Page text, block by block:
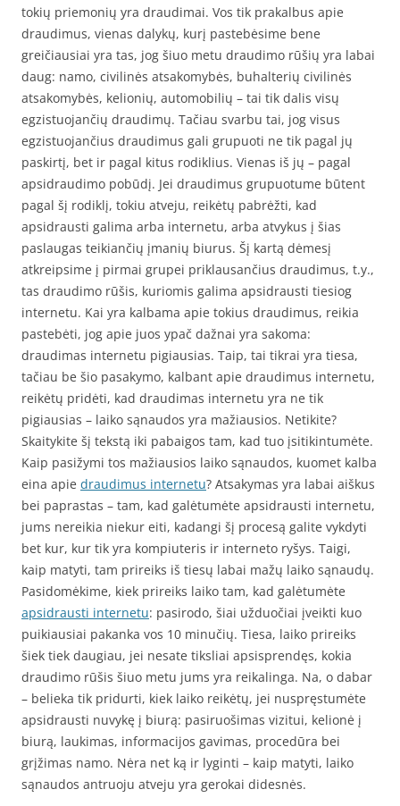
tokių priemonių yra draudimai. Vos tik prakalbus apie
draudimus, vienas dalykų, kurį pastebėsime bene
greičiausiai yra tas, jog šiuo metu draudimo rūšių yra labai
daug: namo, civilinės atsakomybės, buhalterių civilinės
atsakomybės, kelionių, automobilių – tai tik dalis visų
egzistuojančių draudimų. Tačiau svarbu tai, jog visus
egzistuojančius draudimus gali grupuoti ne tik pagal jų
paskirtį, bet ir pagal kitus rodiklius. Vienas iš jų – pagal
apsidraudimo pobūdį. Jei draudimus grupuotume būtent
pagal šį rodiklį, tokiu atveju, reikėtų pabrėžti, kad
apsidrausti galima arba internetu, arba atvykus į šias
paslaugas teikiančių įmanių biurus. Šį kartą dėmesį
atkreipsime į pirmai grupei priklausančius draudimus, t.y.,
tas draudimo rūšis, kuriomis galima apsidrausti tiesiog
internetu. Kai yra kalbama apie tokius draudimus, reikia
pastebėti, jog apie juos ypač dažnai yra sakoma:
draudimas internetu pigiausias. Taip, tai tikrai yra tiesa,
tačiau be šio pasakymo, kalbant apie draudimus internetu,
reikėtų pridėti, kad draudimas internetu yra ne tik
pigiausias – laiko sąnaudos yra mažiausios. Netikite?
Skaitykite šį tekstą iki pabaigos tam, kad tuo įsitikintumėte.
Kaip pasižymi tos mažiausios laiko sąnaudos, kuomet kalba
eina apie draudimus internetu? Atsakymas yra labai aiškus
bei paprastas – tam, kad galėtumėte apsidrausti internetu,
jums nereikia niekur eiti, kadangi šį procesą galite vykdyti
bet kur, kur tik yra kompiuteris ir interneto ryšys. Taigi,
kaip matyti, tam prireiks iš tiesų labai mažų laiko sąnaudų.
Pasidomėkime, kiek prireiks laiko tam, kad galėtumėte
apsidrausti internetu: pasirodo, šiai užduočiai įveikti kuo
puikiausiai pakanka vos 10 minučių. Tiesa, laiko prireiks
šiek tiek daugiau, jei nesate tiksliai apsisprendęs, kokia
draudimo rūšis šiuo metu jums yra reikalinga. Na, o dabar
– belieka tik pridurti, kiek laiko reikėtų, jei nuspręstumėte
apsidrausti nuvykę į biurą: pasiruošimas vizitui, kelionė į
biurą, laukimas, informacijos gavimas, procedūra bei
grįžimas namo. Nėra net ką ir lyginti – kaip matyti, laiko
sąnaudos antruoju atveju yra gerokai didesnės.